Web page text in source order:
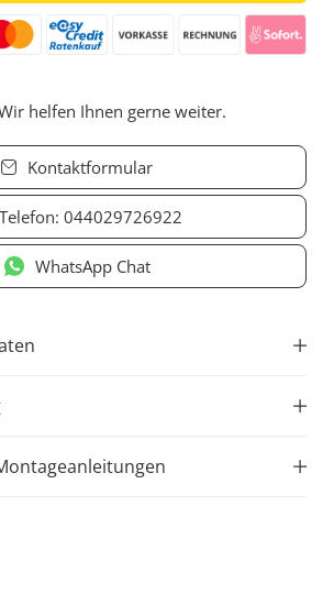
helfen Ihnen gerne weiter.
Kontaktformular
Telefon: 044029726922
WhatsApp Chat